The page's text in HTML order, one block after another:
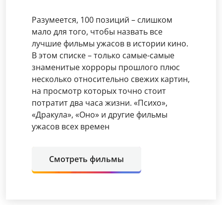
Разумеется, 100 позиций – слишком
мало для того, чтобы назвать все
лучшие фильмы ужасов в истории кино.
В этом списке – только самые-самые
знаменитые хорроры прошлого плюс
несколько относительно свежих картин,
на просмотр которых точно стоит
потратит два часа жизни. «Психо»,
«Дракула», «Оно» и другие фильмы
ужасов всех времен
Смотреть фильмы